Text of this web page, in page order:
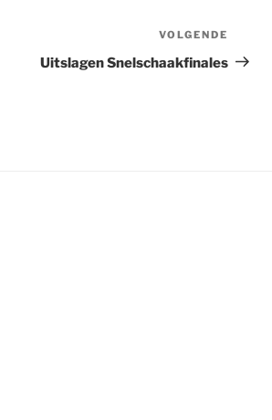
VOLGENDE
Uitslagen Snelschaakfinales